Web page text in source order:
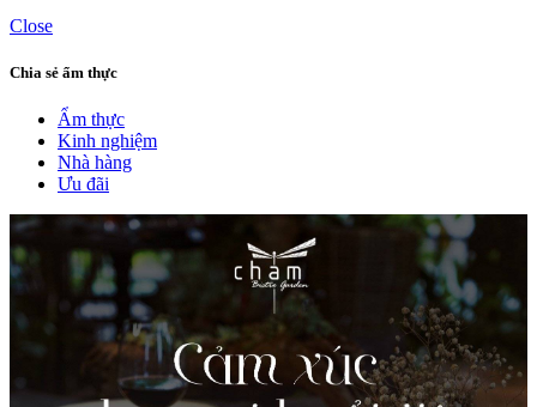
Close
Chia sẻ ẩm thực
Ẩm thực
Kinh nghiệm
Nhà hàng
Ưu đãi